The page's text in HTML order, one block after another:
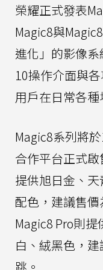
榮耀正式發表
Magic8與
進化」的影像
10操作介面與
用戶在日常各種
Magic8系列將
合作平台正式
提供旭日金、
配色，建議售
Magic8 Pro則
白、絨黑色，